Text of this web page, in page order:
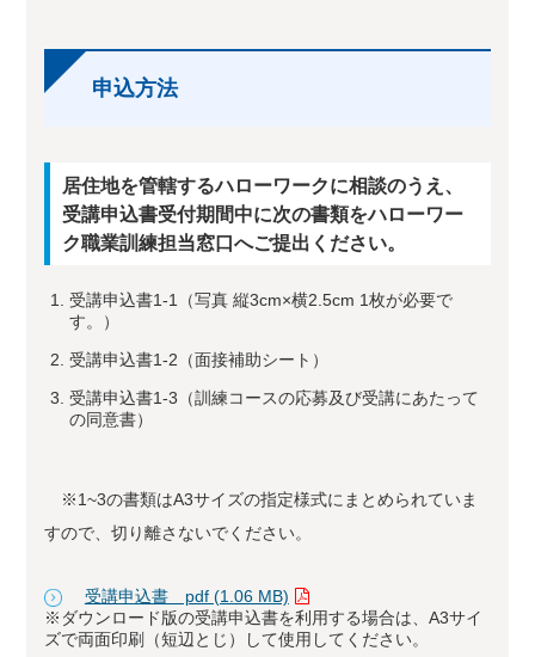
申込方法
居住地を管轄するハローワークに相談のうえ、
受講申込書受付期間中に次の書類をハローワー
ク職業訓練担当窓口へご提出ください。
受講申込書1-1（写真 縦3cm×横2.5cm 1枚が必要で
す。）
受講申込書1-2（面接補助シート）
受講申込書1-3（訓練コースの応募及び受講にあたって
の同意書）
※1~3の書類はA3サイズの指定様式にまとめられていま
すので、切り離さないでください。
受講申込書 pdf (1.06 MB)
※ダウンロード版の受講申込書を利用する場合は、A3サイ
ズで両面印刷（短辺とじ）して使用してください。